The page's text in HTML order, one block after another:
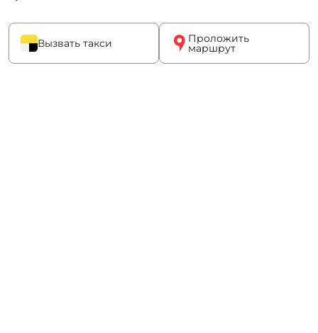
Вызвать такси Проложить
маршрут